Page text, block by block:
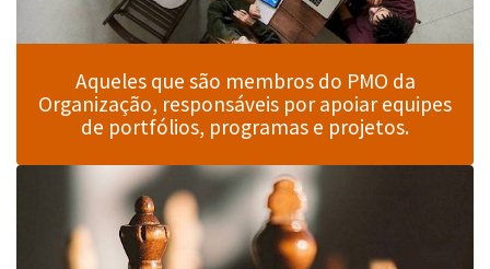
Aqueles que são membros do PMO da
Organização, responsáveis por apoiar equipes
de portfólios, programas e projetos.